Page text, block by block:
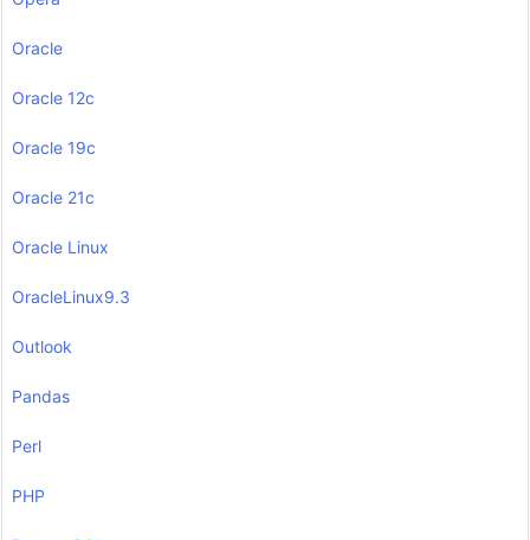
Oracle
Oracle 12c
Oracle 19c
Oracle 21c
Oracle Linux
OracleLinux9.3
Outlook
Pandas
Perl
PHP